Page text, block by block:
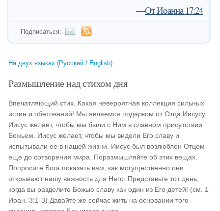
—От Иоанна 17:24
Подписаться:
На двух языках (Русский / English)
Размышление над стихом дня
Впечатляющий стих. Какая невероятная коллекция сильных
истин и обетований! Мы являемся подарком от Отца Иисусу.
Иисус желает, чтобы мы были с Ним в славном присутствии
Божьем. Иисус желает, чтобы мы видели Его славу и
испытывали ее в нашей жизни. Иисус был возлюблен Отцом
еще до сотворения мира. Поразмышляйте об этих вещах.
Попросите Бога показать вам, как могущественно они
открывают нашу важность для Него. Представьте тот день,
когда вы разделите Божью славу как один из Его детей! (см. 1
Иоан. 3:1-3) Давайте же сейчас жить на основании того